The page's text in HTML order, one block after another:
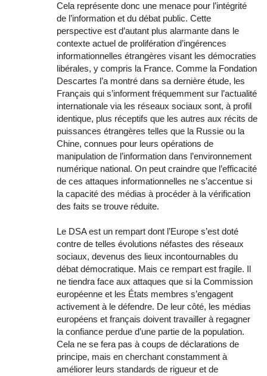
Cela représente donc une menace pour l’intégrité
de l’information et du débat public. Cette
perspective est d’autant plus alarmante dans le
contexte actuel de prolifération d’ingérences
informationnelles étrangères visant les démocraties
libérales, y compris la France. Comme la Fondation
Descartes l’a montré dans sa dernière étude, les
Français qui s’informent fréquemment sur l’actualité
internationale via les réseaux sociaux sont, à profil
identique, plus réceptifs que les autres aux récits de
puissances étrangères telles que la Russie ou la
Chine, connues pour leurs opérations de
manipulation de l’information dans l’environnement
numérique national. On peut craindre que l’efficacité
de ces attaques informationnelles ne s’accentue si
la capacité des médias à procéder à la vérification
des faits se trouve réduite.
Le DSA est un rempart dont l’Europe s’est doté
contre de telles évolutions néfastes des réseaux
sociaux, devenus des lieux incontournables du
débat démocratique. Mais ce rempart est fragile. Il
ne tiendra face aux attaques que si la Commission
européenne et les États membres s’engagent
activement à le défendre. De leur côté, les médias
européens et français doivent travailler à regagner
la confiance perdue d’une partie de la population.
Cela ne se fera pas à coups de déclarations de
principe, mais en cherchant constamment à
améliorer leurs standards de rigueur et de